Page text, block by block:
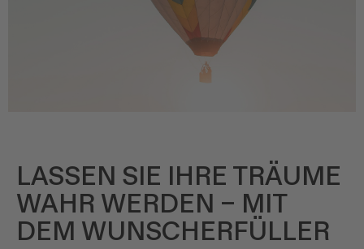
LASSEN SIE IHRE TRÄUME
WAHR WERDEN – MIT
DEM WUNSCHERFÜLLER